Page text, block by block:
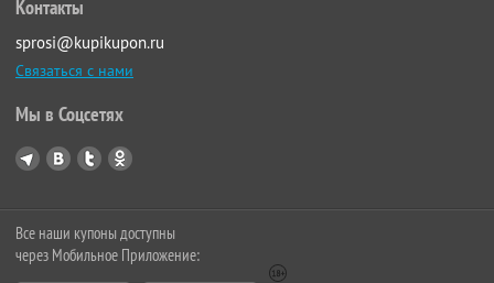
Контакты
sprosi@kupikupon.ru
Связаться с нами
Мы в Соцсетях
Все наши купоны доступны
через Мобильное Приложение: